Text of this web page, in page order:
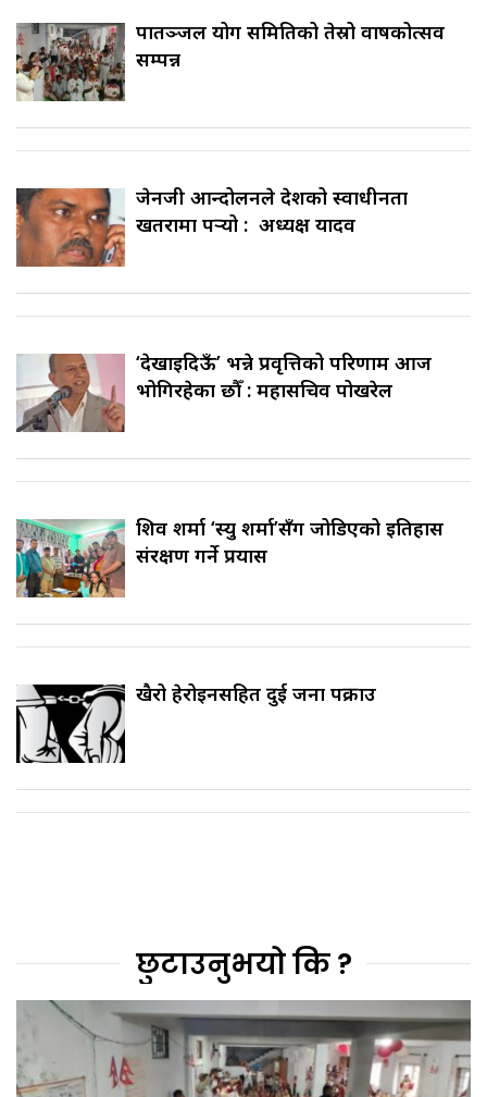
पातञ्जल योग समितिको तेस्रो वार्षिकोत्सव
सम्पन्न
जेनजी आन्दोलनले देशको स्वाधीनता
खतरामा पर्‍यो : अध्यक्ष यादव
‘देखाइदिऊँ’ भन्ने प्रवृत्तिको परिणाम आज
भोगिरहेका छौँ : महासचिव पोखरेल
शिव शर्मा ‘स्यु शर्मा’सँग जोडिएको इतिहास
संरक्षण गर्ने प्रयास
खैरो हेरोइनसहित दुई जना पक्राउ
छुटाउनुभयो कि ?